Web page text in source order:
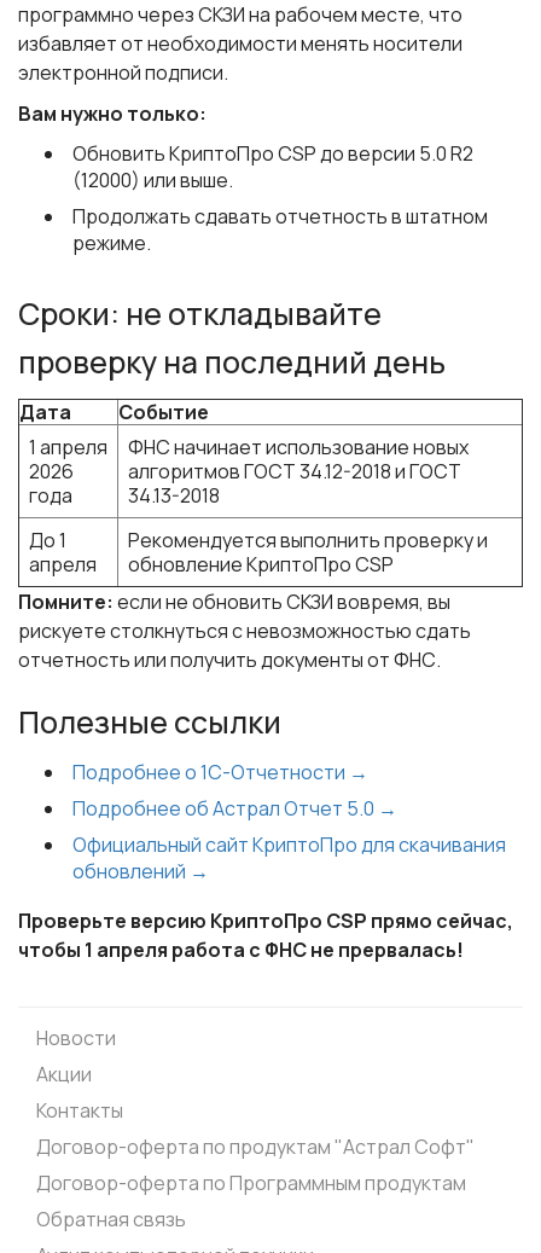
программно через СКЗИ на рабочем месте, что
избавляет от необходимости менять носители
электронной подписи.
Вам нужно только:
Обновить КриптоПро CSP до версии 5.0 R2
(12000) или выше.
Продолжать сдавать отчетность в штатном
режиме.
Сроки: не откладывайте
проверку на последний день
Дата
Событие
1 апреля
2026
года
ФНС начинает использование новых
алгоритмов ГОСТ 34.12-2018 и ГОСТ
34.13-2018
До 1
апреля
Рекомендуется выполнить проверку и
обновление КриптоПро CSP
Помните: если не обновить СКЗИ вовремя, вы
рискуете столкнуться с невозможностью сдать
отчетность или получить документы от ФНС.
Полезные ссылки
Подробнее о 1С-Отчетности →
Подробнее об Астрал Отчет 5.0 →
Официальный сайт КриптоПро для скачивания
обновлений →
Проверьте версию КриптоПро CSP прямо сейчас,
чтобы 1 апреля работа с ФНС не прервалась!
Новости
Акции
Контакты
Договор-оферта по продуктам "Астрал Софт"
Договор-оферта по Программным продуктам
Обратная связь